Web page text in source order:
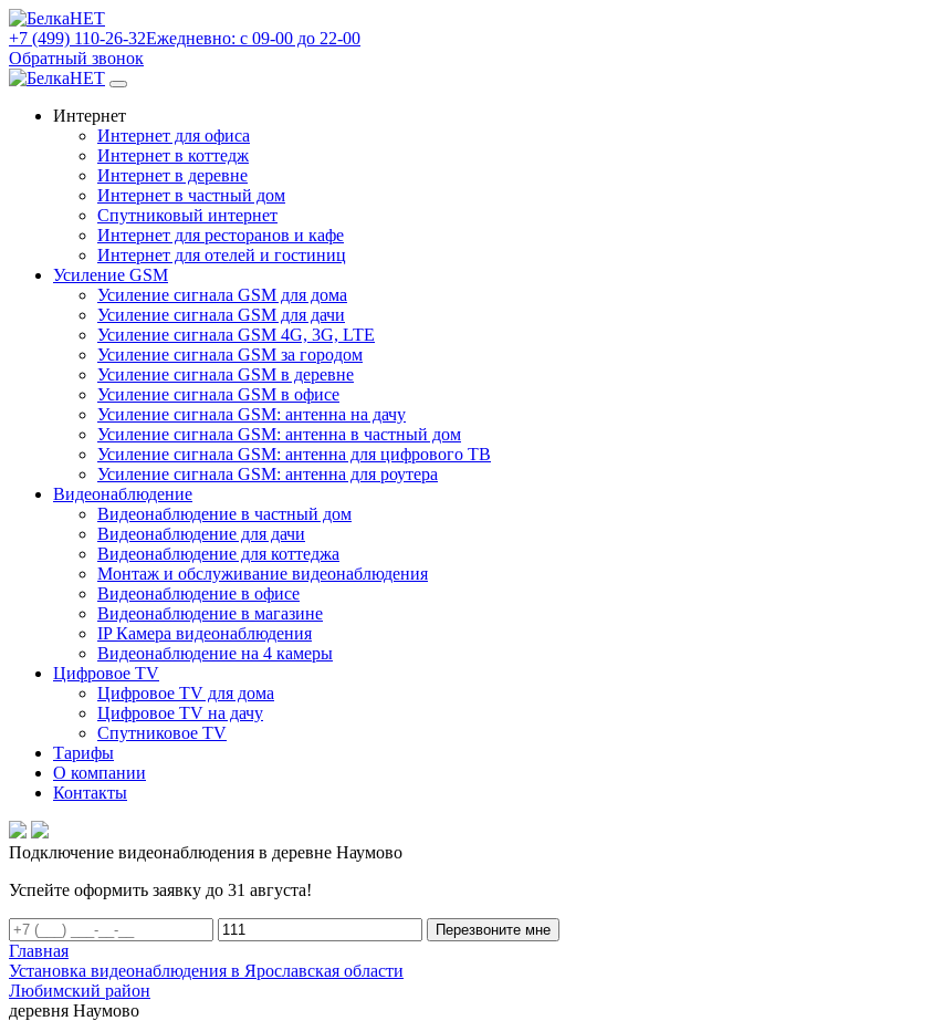
+7 (499) 110-26-32Ежедневно: с 09-00 до 22-00
Обратный звонок
Интернет
Интернет для офиса
Интернет в коттедж
Интернет в деревне
Интернет в частный дом
Спутниковый интернет
Интернет для ресторанов и кафе
Интернет для отелей и гостиниц
Усиление GSM
Усиление сигнала GSM для дома
Усиление сигнала GSM для дачи
Усиление сигнала GSM 4G, 3G, LTE
Усиление сигнала GSM за городом
Усиление сигнала GSM в деревне
Усиление сигнала GSM в офисе
Усиление сигнала GSM: антенна на дачу
Усиление сигнала GSM: антенна в частный дом
Усиление сигнала GSM: антенна для цифрового ТВ
Усиление сигнала GSM: антенна для роутера
Видеонаблюдение
Видеонаблюдение в частный дом
Видеонаблюдение для дачи
Видеонаблюдение для коттеджа
Монтаж и обслуживание видеонаблюдения
Видеонаблюдение в офисе
Видеонаблюдение в магазине
IP Камера видеонаблюдения
Видеонаблюдение на 4 камеры
Цифровое TV
Цифровое TV для дома
Цифровое TV на дачу
Спутниковое TV
Тарифы
О компании
Контакты
Подключение видеонаблюдения в деревне Наумово
Успейте оформить заявку до 31 августа!
Перезвоните мне
Главная
Установка видеонаблюдения в Ярославская области
Любимский район
деревня Наумово